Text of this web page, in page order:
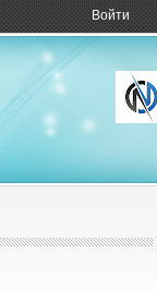
Войти